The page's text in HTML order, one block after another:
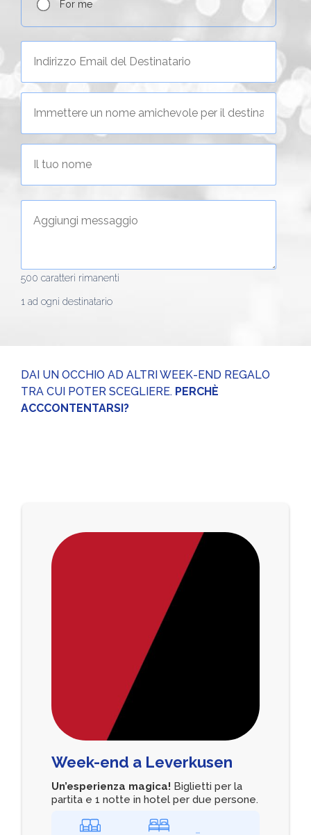
For me
500 caratteri rimanenti
1 ad ogni destinatario
DAI UN OCCHIO AD ALTRI WEEK-END REGALO
TRA CUI POTER SCEGLIERE. PERCHÈ
ACCCONTENTARSI?
Week-end a Leverkusen
Un’esperienza magica! Biglietti per la
partita e 1 notte in hotel per due persone.